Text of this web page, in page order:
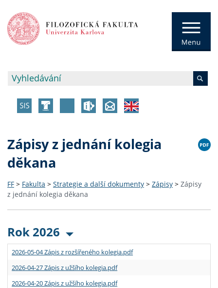
Zápisy z jednání kolegia
děkana
FF > Fakulta > Strategie a další dokumenty > Zápisy > Zápisy
z jednání kolegia děkana
Rok 2026
2026-05-04 Zápis z rozšířeného kolegia.pdf
2026-04-27 Zápis z užšího kolegia.pdf
2026-04-20 Zápis z užšího kolegia.pdf